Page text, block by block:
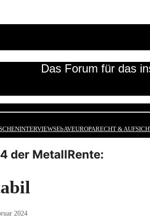
Das Forum für das
INTERVIEWSEbAVEUROPARECHT &
der MetallRente:
2024